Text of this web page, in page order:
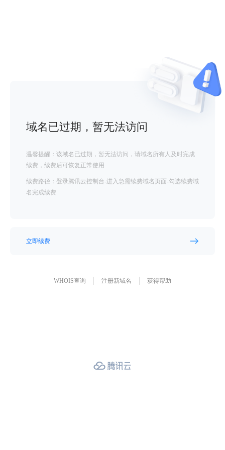
域名已过期，暂无法访问
温馨提醒：该域名已过期，暂无法访问，请域名所有人及时完成
续费，续费后可恢复正常使用
续费路径：登录腾讯云控制台-进入急需续费域名页面-勾选续费域
名完成续费
立即续费
WHOIS查询 注册新域名 获得帮助